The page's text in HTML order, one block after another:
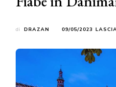
di DRAZAN 09/05/2023